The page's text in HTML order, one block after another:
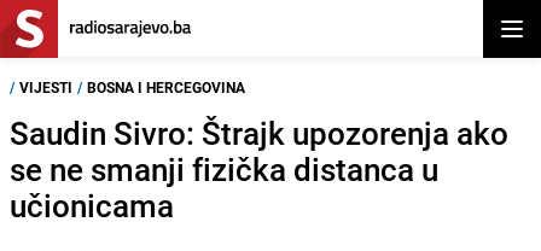
/ VIJESTI / BOSNA I HERCEGOVINA
Saudin Sivro: Štrajk upozorenja ako
se ne smanji fizička distanca u
učionicama